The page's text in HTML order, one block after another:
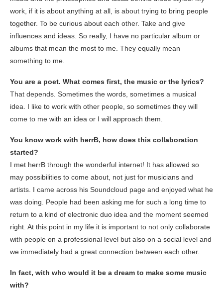
work, if it is about anything at all, is about trying to bring people
together. To be curious about each other. Take and give
influences and ideas. So really, I have no particular album or
albums that mean the most to me. They equally mean
something to me.
You are a poet. What comes first, the music or the lyrics?
That depends. Sometimes the words, sometimes a musical
idea. I like to work with other people, so sometimes they will
come to me with an idea or I will approach them.
You know work with herrB, how does this collaboration
started?
I met herrB through the wonderful internet! It has allowed so
may possibilities to come about, not just for musicians and
artists. I came across his Soundcloud page and enjoyed what he
was doing. People had been asking me for such a long time to
return to a kind of electronic duo idea and the moment seemed
right. At this point in my life it is important to not only collaborate
with people on a professional level but also on a social level and
we immediately had a great connection between each other.
In fact, with who would it be a dream to make some music
with?